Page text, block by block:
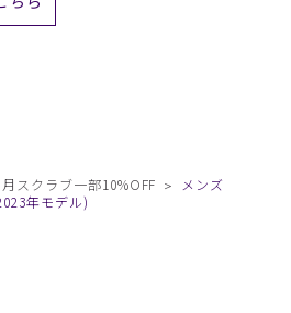
スクラブ一部10%OFF
メンズ
年モデル)